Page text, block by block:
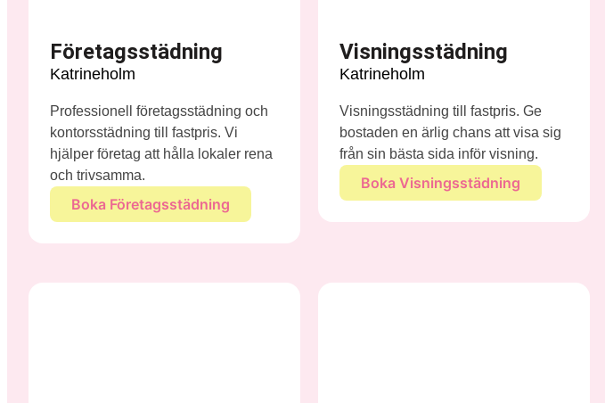
Företagsstädning
Katrineholm
Professionell företagsstädning och
kontorsstädning till fastpris. Vi
hjälper företag att hålla lokaler rena
och trivsamma.
Boka Företagsstädning
Visningsstädning
Katrineholm
Visningsstädning till fastpris. Ge
bostaden en ärlig chans att visa sig
från sin bästa sida inför visning.
Boka Visningsstädning